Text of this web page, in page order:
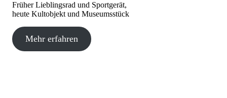
Früher Lieblingsrad und Sportgerät,
heute Kultobjekt und Museumsstück
Mehr erfahren